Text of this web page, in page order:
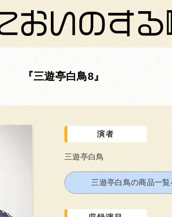
三遊亭白鳥8
演者
三遊亭白鳥
三遊亭白鳥の商品一覧